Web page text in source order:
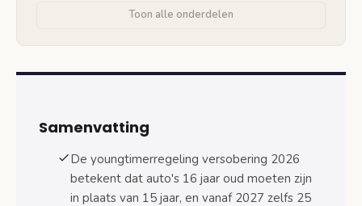
cataloguswaarde
Verschil met cataloguswaarde bij
Gevolgen voor verschillende categorieën auto-
eigenaren
Toon alle onderdelen
Samenvatting
De youngtimerregeling versobering 2026
betekent dat auto's 16 jaar oud moeten zijn
in plaats van 15 jaar, en vanaf 2027 zelfs 25